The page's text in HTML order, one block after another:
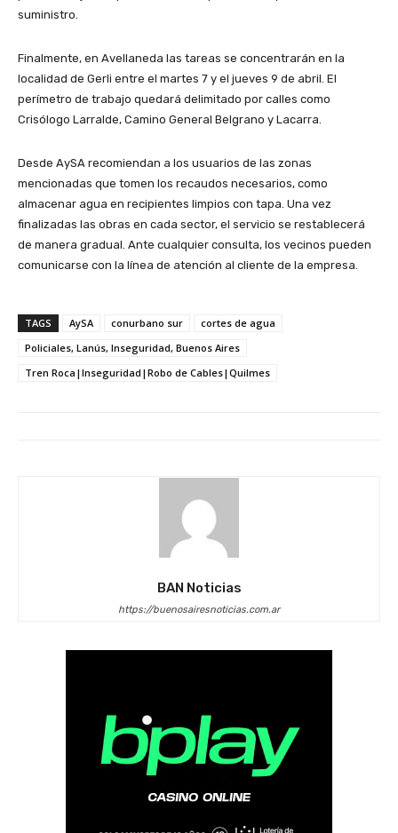
suministro.
Finalmente, en Avellaneda las tareas se concentrarán en la
localidad de Gerli entre el martes 7 y el jueves 9 de abril. El
perímetro de trabajo quedará delimitado por calles como
Crisólogo Larralde, Camino General Belgrano y Lacarra.
Desde AySA recomiendan a los usuarios de las zonas
mencionadas que tomen los recaudos necesarios, como
almacenar agua en recipientes limpios con tapa. Una vez
finalizadas las obras en cada sector, el servicio se restablecerá
de manera gradual. Ante cualquier consulta, los vecinos pueden
comunicarse con la línea de atención al cliente de la empresa.
TAGS AySA conurbano sur
cortes de agua
Policiales, Lanús, Inseguridad, Buenos Aires
Tren Roca|Inseguridad|Robo de Cables|Quilmes
BAN Noticias
https://buenosairesnoticias.com.ar